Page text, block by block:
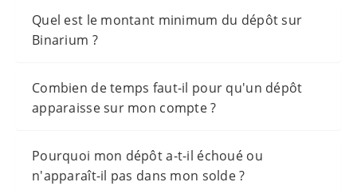
Quel est le montant minimum du dépôt sur
Binarium ?
Combien de temps faut-il pour qu'un dépôt
apparaisse sur mon compte ?
Pourquoi mon dépôt a-t-il échoué ou
n'apparaît-il pas dans mon solde ?